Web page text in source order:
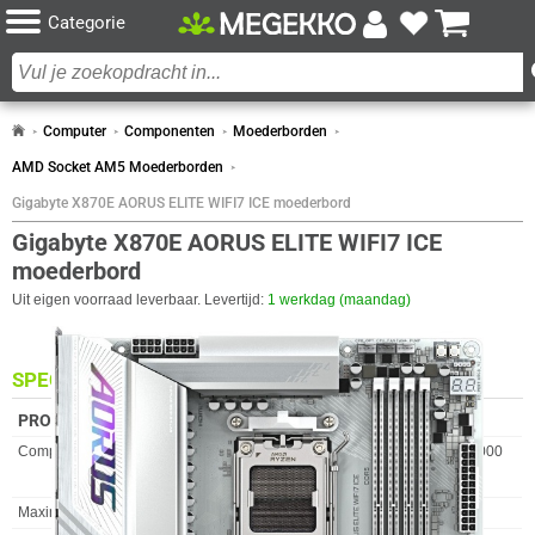
Categorie
Computer Componenten Moederborden
AMD Socket AM5 Moederborden
Gigabyte X870E AORUS ELITE WIFI7 ICE moederbord
Gigabyte X870E AORUS ELITE WIFI7 ICE
moederbord
Uit eigen voorraad leverbaar. Levertijd: 1 werkdag (maandag)
SPECIFICATIES
PROCESSOR
Eigenschap Waarde
Compatibele Processoren
AMD Ryzen 7000 Series, AMD Ryzen 8000
Series, AMD Ryzen 9000 Series
Maximum resolutie
4096 x 2160 Pixels